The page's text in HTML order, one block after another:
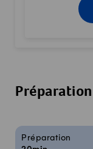
Préparation
Infos sur la recette
Préparation